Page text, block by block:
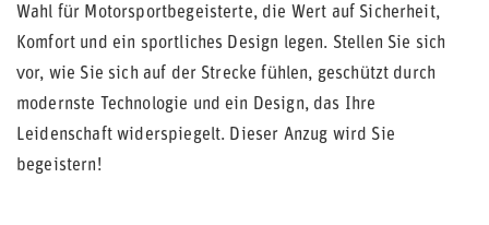
Wahl für Motorsportbegeisterte, die Wert auf Sicherheit,
Komfort und ein sportliches Design legen. Stellen Sie sich
vor, wie Sie sich auf der Strecke fühlen, geschützt durch
modernste Technologie und ein Design, das Ihre
Leidenschaft widerspiegelt. Dieser Anzug wird Sie
begeistern!